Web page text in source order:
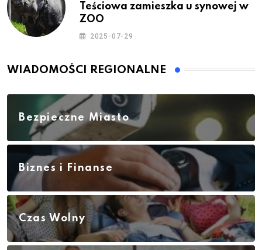
Teściowa zamieszka u synowej w
ZOO
2025-07-29
WIADOMOŚCI REGIONALNE
Bezpieczne Miasto
Biznes i Finanse
Czas Wolny